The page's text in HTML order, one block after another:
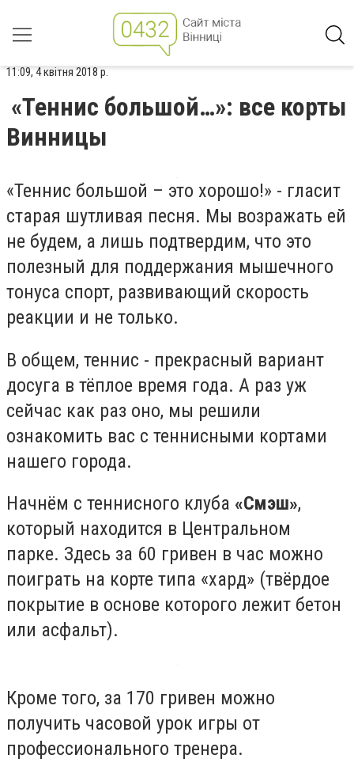
11:09, 4 квітня 2018 р.
«Теннис большой…»: все корты
Винницы
«Теннис большой – это хорошо!» - гласит
старая шутливая песня. Мы возражать ей
не будем, а лишь подтвердим, что это
полезный для поддержания мышечного
тонуса спорт, развивающий скорость
реакции и не только.
В общем, теннис - прекрасный вариант
досуга в тёплое время года. А раз уж
сейчас как раз оно, мы решили
ознакомить вас с теннисными кортами
нашего города.
Начнём с теннисного клуба «Смэш»,
который находится в Центральном
парке. Здесь за 60 гривен в час можно
поиграть на корте типа «хард» (твёрдое
покрытие в основе которого лежит бетон
или асфальт).
Кроме того, за 170 гривен можно
получить часовой урок игры от
профессионального тренера.